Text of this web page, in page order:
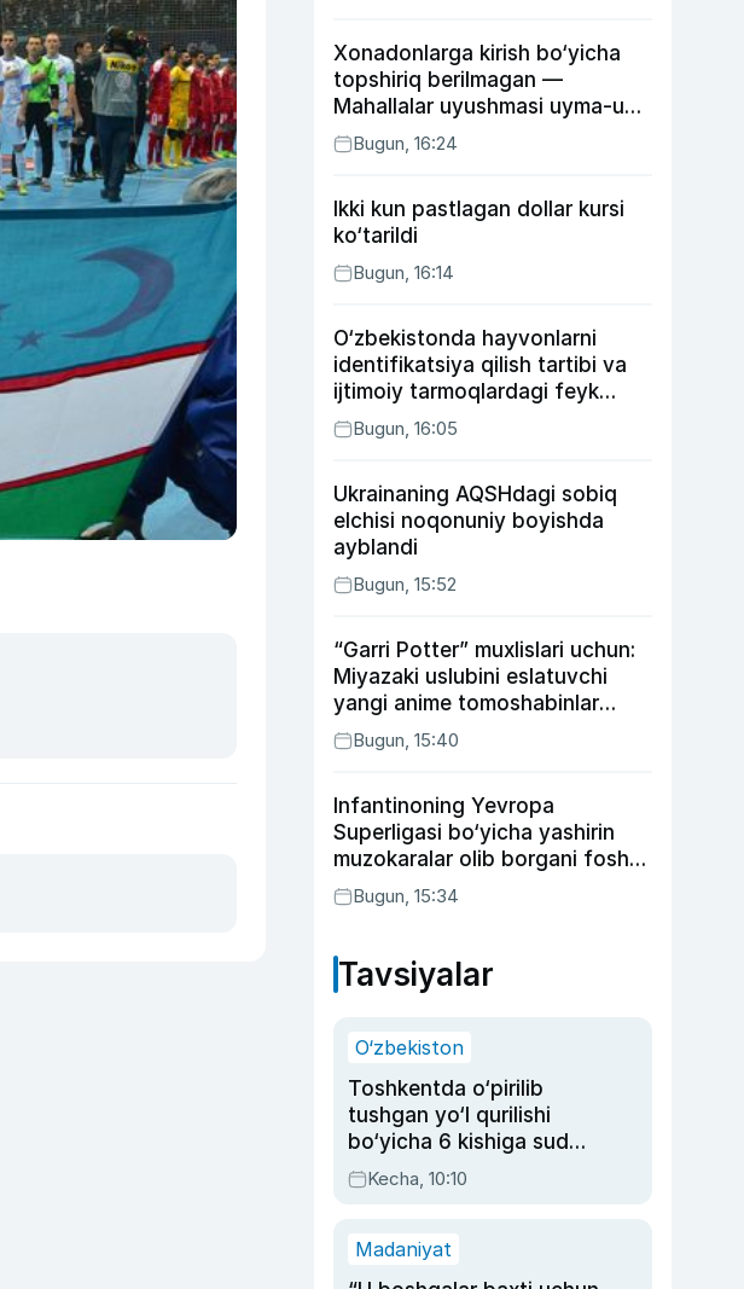
Xonadonlarga kirish bo‘yicha
topshiriq berilmagan —
Mahallalar uyushmasi uyma-uy
yurgan mas’ullar haqida
Bugun, 16:24
Ikki kun pastlagan dollar kursi
ko‘tarildi
Bugun, 16:14
O‘zbekistonda hayvonlarni
identifikatsiya qilish tartibi va
ijtimoiy tarmoqlardagi feyk
xabarlarga izoh berildi
Bugun, 16:05
Ukrainaning AQSHdagi sobiq
elchisi noqonuniy boyishda
ayblandi
Bugun, 15:52
“Garri Potter” muxlislari uchun:
Miyazaki uslubini eslatuvchi
yangi anime tomoshabinlar
e’tiborini qozonmoqda
Bugun, 15:40
Infantinoning Yevropa
Superligasi bo‘yicha yashirin
muzokaralar olib borgani fosh
bo‘ldiBugun, 15:34
Tavsiyalar
O‘zbekiston
Toshkentda o‘pirilib
tushgan yo‘l qurilishi
bo‘yicha 6 kishiga sud
hukmi o‘qildi
Kecha, 10:10
Madaniyat